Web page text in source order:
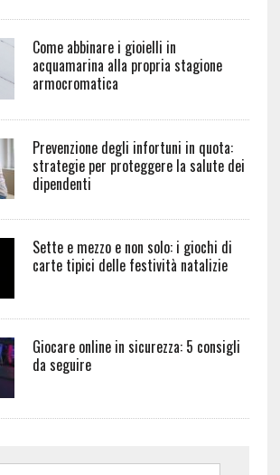
Come abbinare i gioielli in
acquamarina alla propria stagione
armocromatica
Prevenzione degli infortuni in quota:
strategie per proteggere la salute dei
dipendenti
Sette e mezzo e non solo: i giochi di
carte tipici delle festività natalizie
Giocare online in sicurezza: 5 consigli
da seguire